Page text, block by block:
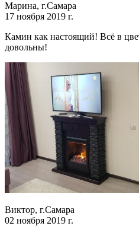
Марина, г.Самара
17 ноября 2019 г.
Камин как настоящий! Всё в
довольны!
Виктор, г.Самара
02 ноября 2019 г.